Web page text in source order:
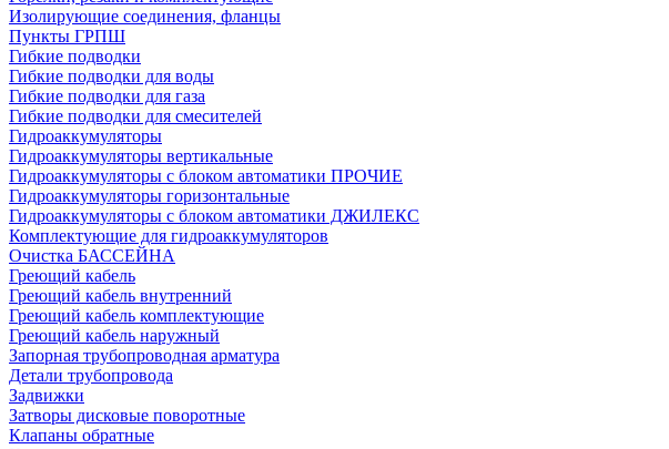
Изолирующие соединения, фланцы
Пункты ГРПШ
Гибкие подводки
Гибкие подводки для воды
Гибкие подводки для газа
Гибкие подводки для смесителей
Гидроаккумуляторы
Гидроаккумуляторы вертикальные
Гидроаккумуляторы с блоком автоматики ПРОЧИЕ
Гидроаккумуляторы горизонтальные
Гидроаккумуляторы с блоком автоматики ДЖИЛЕКС
Комплектующие для гидроаккумуляторов
Очистка БАССЕЙНА
Греющий кабель
Греющий кабель внутренний
Греющий кабель комплектующие
Греющий кабель наружный
Запорная трубопроводная арматура
Детали трубопровода
Задвижки
Затворы дисковые поворотные
Клапаны обратные